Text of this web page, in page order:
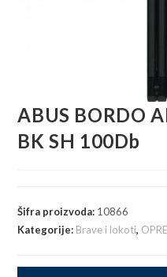
ABUS BORDO
BK SH 100Db
Šifra proizvoda: 10866
Kategorije: Brave i lokoti,